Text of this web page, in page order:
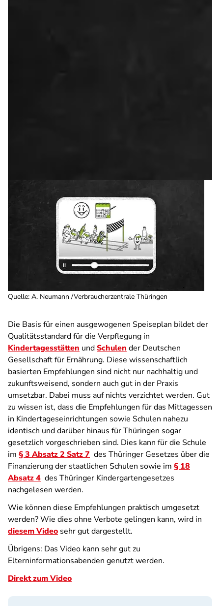
Quelle: A. Neumann /Verbraucherzentrale Thüringen
Die Basis für einen ausgewogenen Speiseplan bildet der
Qualitätsstandard für die Verpflegung in
Kindertagesstätten undSchulen der Deutschen
Gesellschaft für Ernährung. Diese wissenschaftlich
basierten Empfehlungen sind nicht nur nachhaltig und
zukunftsweisend, sondern auch gut in der Praxis
umsetzbar. Dabei muss auf nichts verzichtet werden. Gut
zu wissen ist, dass die Empfehlungen für das Mittagessen
in Kindertageseinrichtungen sowie Schulen nahezu
identisch und darüber hinaus für Thüringen sogar
gesetzlich vorgeschrieben sind. Dies kann für die Schule
im § 3 Absatz 2 Satz 7 des Thüringer Gesetzes über die
Finanzierung der staatlichen Schulen sowie im § 18
Absatz 4 des Thüringer Kindergartengesetzes
nachgelesen werden.
Wie können diese Empfehlungen praktisch umgesetzt
werden? Wie dies ohne Verbote gelingen kann, wird in
diesem Video sehr gut dargestellt.
Übrigens: Das Video kann sehr gut zu
Elterninformationsabenden genutzt werden.
Direkt zum Video